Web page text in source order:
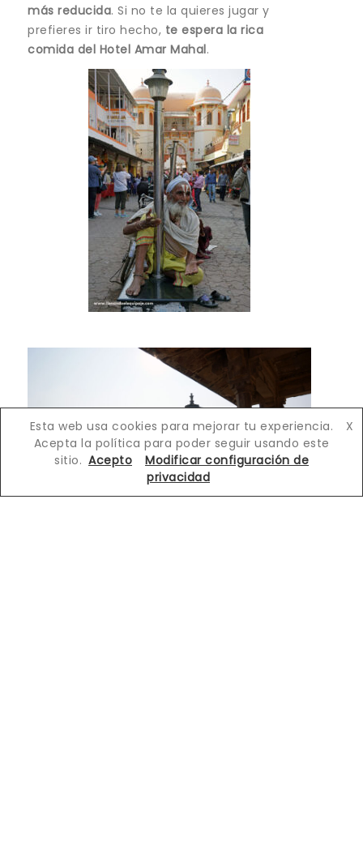
más reducida. Si no te la quieres jugar y
prefieres ir tiro hecho, te espera la rica
comida del Hotel Amar Mahal.
Esta web usa cookies para mejorar tu experiencia.
Acepta la política para poder seguir usando este
sitio.
X
Acepto
Modificar configuración de
privacidad